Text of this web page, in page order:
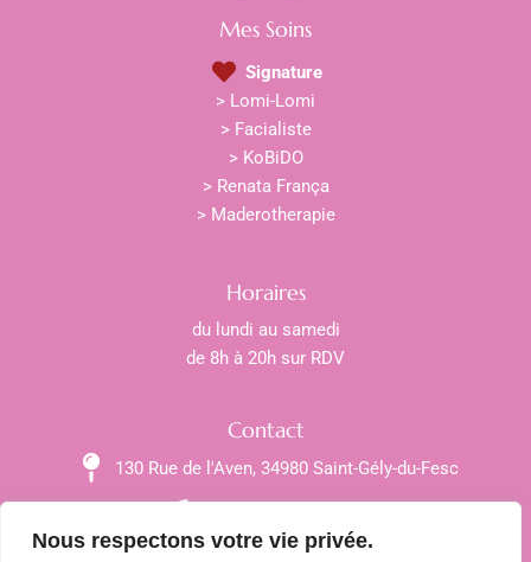
Nous respectons votre vie privée.
Mes Soins
Signature
> Lomi-Lomi
> Facialiste
> KoBiDO
> Renata França
> Maderotherapie
Horaires
du lundi au samedi
de 8h à 20h sur RDV
Contact
130 Rue de l'Aven, 34980 Saint-Gély-du-Fesc